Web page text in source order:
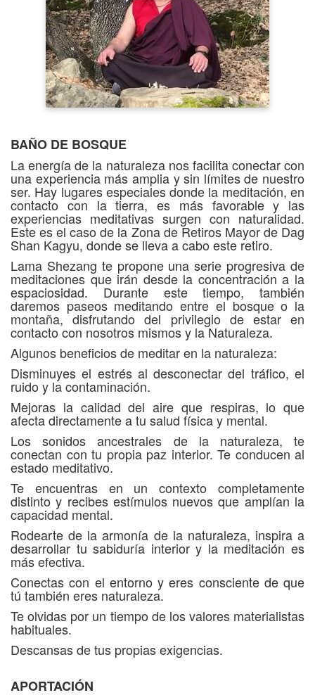
BAÑO DE BOSQUE
La energía de la naturaleza nos facilita conectar con
una experiencia más amplia y sin límites de nuestro
ser. Hay lugares especiales donde la meditación, en
contacto con la tierra, es más favorable y las
experiencias meditativas surgen con naturalidad.
Este es el caso de la Zona de Retiros Mayor de Dag
Shan Kagyu, donde se lleva a cabo este retiro.
Lama Shezang te propone una serie progresiva de
meditaciones que irán desde la concentración a la
espaciosidad. Durante este tiempo, también
daremos paseos meditando entre el bosque o la
montaña, disfrutando del privilegio de estar en
contacto con nosotros mismos y la Naturaleza.
Algunos beneficios de meditar en la naturaleza:
Disminuyes el estrés al desconectar del tráfico, el
ruido y la contaminación.
Mejoras la calidad del aire que respiras, lo que
afecta directamente a tu salud física y mental.
Los sonidos ancestrales de la naturaleza, te
conectan con tu propia paz interior. Te conducen al
estado meditativo.
Te encuentras en un contexto completamente
distinto y recibes estímulos nuevos que amplían la
capacidad mental.
Rodearte de la armonía de la naturaleza, inspira a
desarrollar tu sabiduría interior y la meditación es
más efectiva.
Conectas con el entorno y eres consciente de que
tú también eres naturaleza.
Te olvidas por un tiempo de los valores materialistas
habituales.
Descansas de tus propias exigencias.
APORTACIÓN